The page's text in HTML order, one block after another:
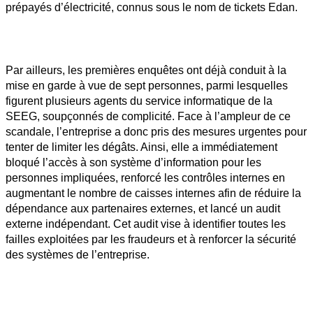
prépayés d’électricité, connus sous le nom de tickets Edan.
Par ailleurs, les premières enquêtes ont déjà conduit à la
mise en garde à vue de sept personnes, parmi lesquelles
figurent plusieurs agents du service informatique de la
SEEG, soupçonnés de complicité. Face à l’ampleur de ce
scandale, l’entreprise a donc pris des mesures urgentes pour
tenter de limiter les dégâts. Ainsi, elle a immédiatement
bloqué l’accès à son système d’information pour les
personnes impliquées, renforcé les contrôles internes en
augmentant le nombre de caisses internes afin de réduire la
dépendance aux partenaires externes, et lancé un audit
externe indépendant. Cet audit vise à identifier toutes les
failles exploitées par les fraudeurs et à renforcer la sécurité
des systèmes de l’entreprise.